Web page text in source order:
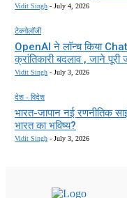
Vidit Singh - July 4, 2026
टेक्नोलॉजी
OpenAI ने लॉन्च किया
क्रांतिकारी बदलाव , जाने पूरी
Vidit Singh - July 3, 2026
देश - विदेश
भारत-जापान नई रणनीतिक
भारत का भविष्य?
Vidit Singh - July 3, 2026